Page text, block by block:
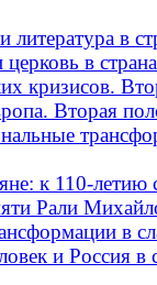
литература в
церковь в
кризисов.
Вторая
к 110-
Рали
в
и Россия в